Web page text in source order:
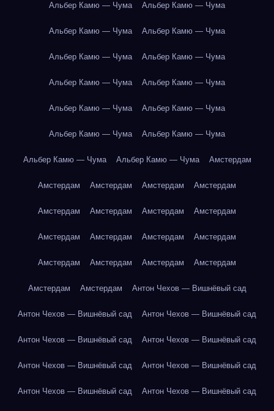
Альбер Камю — Чума Альбер Камю — Чума
Альбер Камю — Чума Альбер Камю — Чума
Альбер Камю — Чума Альбер Камю — Чума
Альбер Камю — Чума Альбер Камю — Чума
Альбер Камю — Чума Альбер Камю — Чума
Альбер Камю — Чума Альбер Камю — Чума
Альбер Камю — Чума Альбер Камю — Чума Амстердам
Амстердам Амстердам Амстердам Амстердам
Амстердам Амстердам Амстердам Амстердам
Амстердам Амстердам Амстердам Амстердам
Амстердам Амстердам Амстердам Амстердам
Амстердам Амстердам Антон Чехов — Вишнёвый сад
Антон Чехов — Вишнёвый сад Антон Чехов — Вишнёвый сад
Антон Чехов — Вишнёвый сад Антон Чехов — Вишнёвый сад
Антон Чехов — Вишнёвый сад Антон Чехов — Вишнёвый сад
Антон Чехов — Вишнёвый сад Антон Чехов — Вишнёвый сад